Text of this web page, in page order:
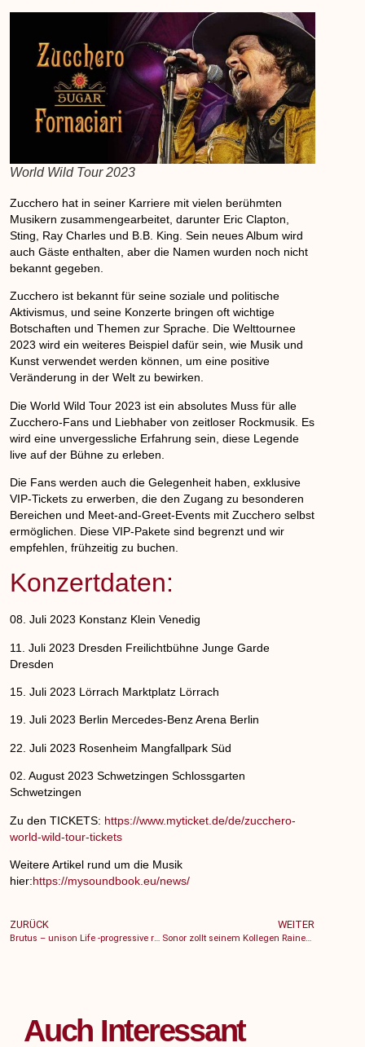
World Wild Tour 2023
Zucchero hat in seiner Karriere mit vielen berühmten
Musikern zusammengearbeitet, darunter Eric Clapton,
Sting, Ray Charles und B.B. King. Sein neues Album wird
auch Gäste enthalten, aber die Namen wurden noch nicht
bekannt gegeben.
Zucchero ist bekannt für seine soziale und politische
Aktivismus, und seine Konzerte bringen oft wichtige
Botschaften und Themen zur Sprache. Die Welttournee
2023 wird ein weiteres Beispiel dafür sein, wie Musik und
Kunst verwendet werden können, um eine positive
Veränderung in der Welt zu bewirken.
Die World Wild Tour 2023 ist ein absolutes Muss für alle
Zucchero-Fans und Liebhaber von zeitloser Rockmusik. Es
wird eine unvergessliche Erfahrung sein, diese Legende
live auf der Bühne zu erleben.
Die Fans werden auch die Gelegenheit haben, exklusive
VIP-Tickets zu erwerben, die den Zugang zu besonderen
Bereichen und Meet-and-Greet-Events mit Zucchero selbst
ermöglichen. Diese VIP-Pakete sind begrenzt und wir
empfehlen, frühzeitig zu buchen.
Konzertdaten:
08. Juli 2023 Konstanz Klein Venedig
11. Juli 2023 Dresden Freilichtbühne Junge Garde
Dresden
15. Juli 2023 Lörrach Marktplatz Lörrach
19. Juli 2023 Berlin Mercedes-Benz Arena Berlin
22. Juli 2023 Rosenheim Mangfallpark Süd
02. August 2023 Schwetzingen Schlossgarten
Schwetzingen
Zu den TICKETS: https://www.myticket.de/de/zucchero-
world-wild-tour-tickets
Weitere Artikel rund um die Musik
hier:https://mysoundbook.eu/news/
ZURÜCK
Brutus – unison Life -progressive rock aus Belgien
WEITER
Sonor zollt seinem Kollegen Rainer Dreisbach Tribut
Auch Interessant